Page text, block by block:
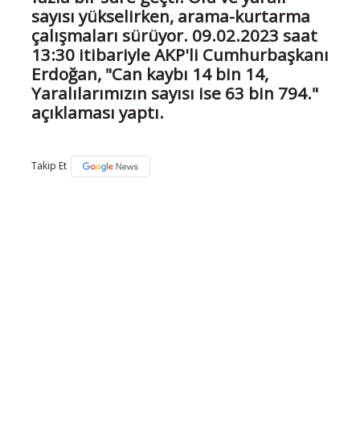
sayısı yükselirken, arama-kurtarma
çalışmaları sürüyor. 09.02.2023 saat
13:30 itibariyle AKP'li Cumhurbaşkanı
Erdoğan, "Can kaybı 14 bin 14,
Yaralılarımızın sayısı ise 63 bin 794."
açıklaması yaptı.
Takip Et